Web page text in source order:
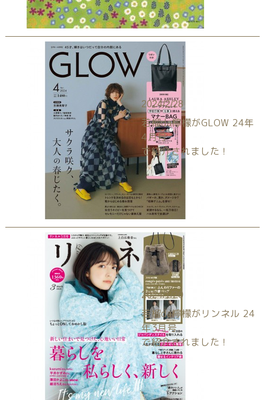
2024/2/28
若榴da檸檬がGLOW 24年
4月号
で紹介されました！
2024/1/20
若榴da檸檬がリンネル 24
年3月号
で紹介されました！